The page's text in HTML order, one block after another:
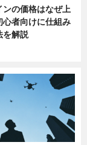
ンの価格はなぜ上
心者向けに仕組み
を解説